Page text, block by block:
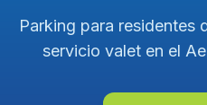
Parking para residentes
servicio valet en el